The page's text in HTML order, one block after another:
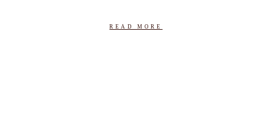
READ MORE